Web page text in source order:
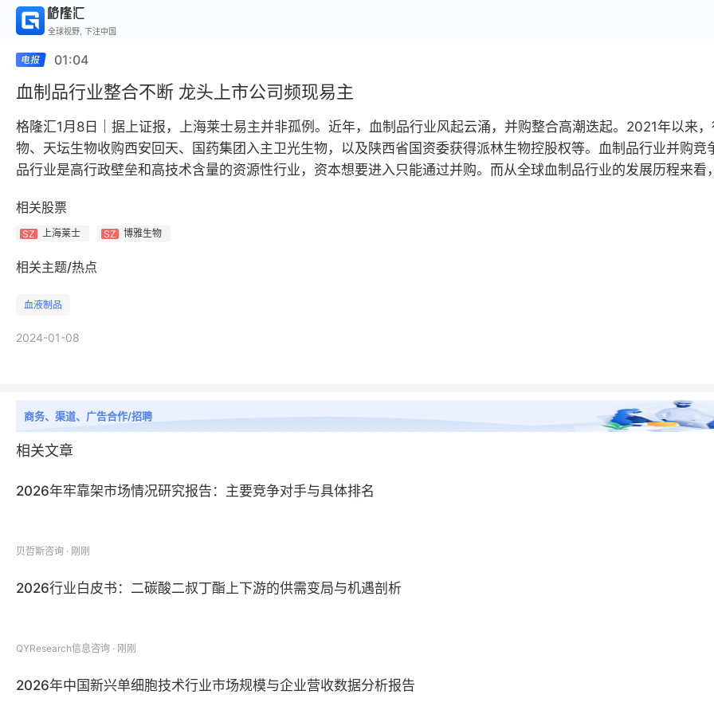
全球视野, 下注中国
01:04
血制品行业整合不断 龙头上市公司频现易主
格隆汇1月8日｜据上证报，上海莱士易主并非孤例。近年，血制品行业风起云涌，并购整合高潮迭起。2021年以来
物、天坛生物收购西安回天、国药集团入主卫光生物，以及陕西省国资委获得派林生物控股权等。血制品行业并购
品行业是高行政壁垒和高技术含量的资源性行业，资本想要进入只能通过并购。而从全球血制品行业的发展历程来
相关股票
SZ 上海莱士 SZ 博雅生物
相关主题/热点
血液制品
2024-01-08
商务、渠道、广告合作/招聘
相关文章
2026年牢靠架市场情况研究报告：主要竞争对手与具体排名
贝哲斯咨询 · 刚刚
2026行业白皮书：二碳酸二叔丁酯上下游的供需变局与机遇剖析
QYResearch信息咨询 · 刚刚
2026年中国新兴单细胞技术行业市场规模与企业营收数据分析报告